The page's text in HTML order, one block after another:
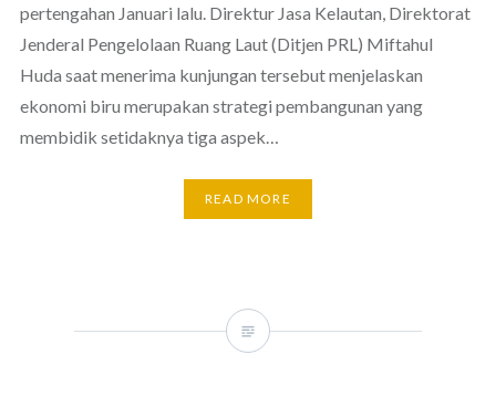
pertengahan Januari lalu. Direktur Jasa Kelautan, Direktorat
Jenderal Pengelolaan Ruang Laut (Ditjen PRL) Miftahul
Huda saat menerima kunjungan tersebut menjelaskan
ekonomi biru merupakan strategi pembangunan yang
membidik setidaknya tiga aspek…
READ MORE